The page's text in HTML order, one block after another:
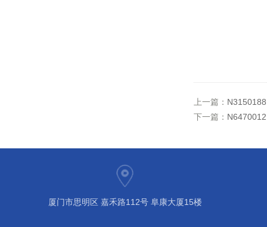
上一篇：
下一篇：
厦门市思明区 嘉禾路112号 阜康大厦15楼